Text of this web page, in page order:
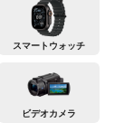
スマートウォッチ
ビデオカメラ